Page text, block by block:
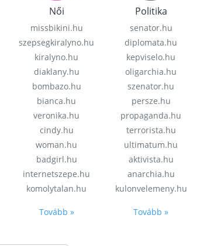
Női
missbikini.hu
szepsegkiralyno.hu
kiralyno.hu
diaklany.hu
bombazo.hu
bianca.hu
veronika.hu
cindy.hu
woman.hu
badgirl.hu
internetszepe.hu
komolytalan.hu
Tovább »
Politika
senator.hu
diplomata.hu
kepviselo.hu
oligarchia.hu
szenator.hu
persze.hu
propaganda.hu
terrorista.hu
ultimatum.hu
aktivista.hu
anarchia.hu
kulonvelemeny.hu
Tovább »